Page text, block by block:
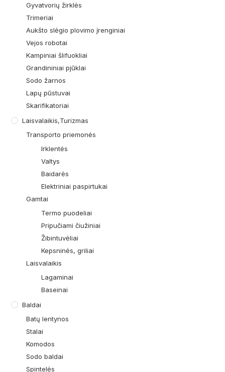
Gyvatvorių žirklės
Trimeriai
Aukšto slėgio plovimo įrenginiai
Vejos robotai
Kampiniai šlifuokliai
Grandininiai pjūklai
Sodo žarnos
Lapų pūstuvai
Skarifikatoriai
Laisvalaikis,turizmas
Transporto priemonės
Irklentės
Valtys
Baidarės
Elektriniai paspirtukai
Gamtai
Termo puodeliai
Pripučiami čiužiniai
Žibintuvėliai
Kepsninės, griliai
Laisvalaikis
Lagaminai
Baseinai
Baldai
Batų lentynos
Stalai
Komodos
Sodo baldai
Spintelės